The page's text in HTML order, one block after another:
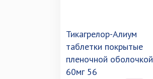
Тикагрелор-Алиум
таблетки покрытые
пленочной оболочкой
60мг 56